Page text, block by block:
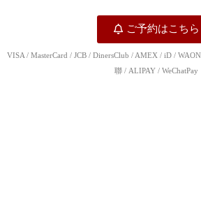
ご予約はこちら
VISA / MasterCard / JCB / DinersClub / AMEX / iD /
聯 / ALIPAY / WeChatPay